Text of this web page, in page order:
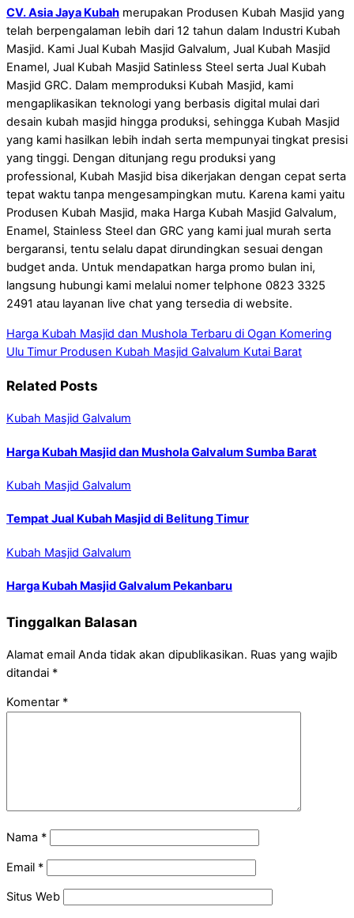
CV. Asia Jaya Kubah merupakan Produsen Kubah Masjid yang
telah berpengalaman lebih dari 12 tahun dalam Industri Kubah
Masjid. Kami Jual Kubah Masjid Galvalum, Jual Kubah Masjid
Enamel, Jual Kubah Masjid Satinless Steel serta Jual Kubah
Masjid GRC. Dalam memproduksi Kubah Masjid, kami
mengaplikasikan teknologi yang berbasis digital mulai dari
desain kubah masjid hingga produksi, sehingga Kubah Masjid
yang kami hasilkan lebih indah serta mempunyai tingkat presisi
yang tinggi. Dengan ditunjang regu produksi yang
professional, Kubah Masjid bisa dikerjakan dengan cepat serta
tepat waktu tanpa mengesampingkan mutu. Karena kami yaitu
Produsen Kubah Masjid, maka Harga Kubah Masjid Galvalum,
Enamel, Stainless Steel dan GRC yang kami jual murah serta
bergaransi, tentu selalu dapat dirundingkan sesuai dengan
budget anda. Untuk mendapatkan harga promo bulan ini,
langsung hubungi kami melalui nomer telphone 0823 3325
2491 atau layanan live chat yang tersedia di website.
Harga Kubah Masjid dan Mushola Terbaru di Ogan Komering
Ulu Timur Produsen Kubah Masjid Galvalum Kutai Barat
Related Posts
Kubah Masjid Galvalum
Harga Kubah Masjid dan Mushola Galvalum Sumba Barat
Kubah Masjid Galvalum
Tempat Jual Kubah Masjid di Belitung Timur
Kubah Masjid Galvalum
Harga Kubah Masjid Galvalum Pekanbaru
Tinggalkan Balasan
Alamat email Anda tidak akan dipublikasikan. Ruas yang wajib
ditandai *
Komentar *
Nama *
Email *
Situs Web